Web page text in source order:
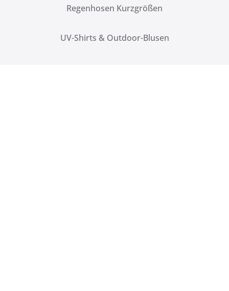
Regenhosen Kurzgrößen
UV-Shirts & Outdoor-Blusen